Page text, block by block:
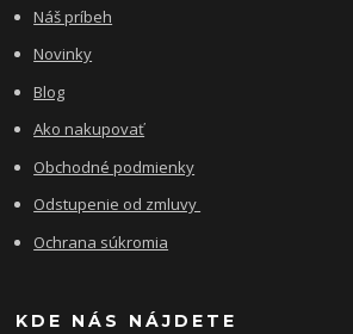
Náš príbeh
Novinky
Blog
Ako nakupovať
Obchodné podmienky
Odstupenie od zmluvy
Ochrana súkromia
KDE NÁS NÁJDETE